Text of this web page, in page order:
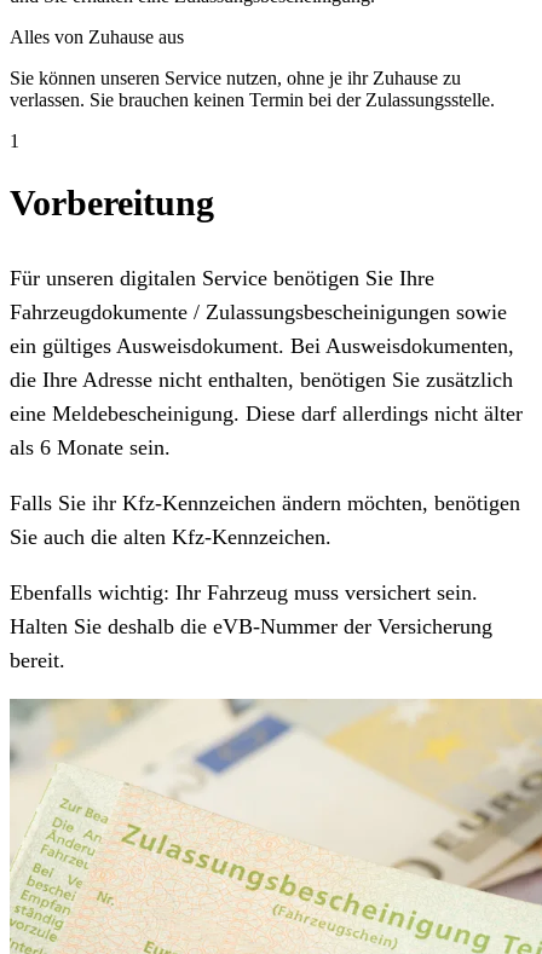
Alles von Zuhause aus
Sie können unseren Service nutzen, ohne je ihr Zuhause zu
verlassen. Sie brauchen keinen Termin bei der Zulassungsstelle.
1
Vorbereitung
Für unseren digitalen Service benötigen Sie Ihre
Fahrzeugdokumente / Zulassungsbescheinigungen sowie
ein gültiges Ausweisdokument. Bei Ausweisdokumenten,
die Ihre Adresse nicht enthalten, benötigen Sie zusätzlich
eine Meldebescheinigung. Diese darf allerdings nicht älter
als 6 Monate sein.
Falls Sie ihr Kfz-Kennzeichen ändern möchten, benötigen
Sie auch die alten Kfz-Kennzeichen.
Ebenfalls wichtig: Ihr Fahrzeug muss versichert sein.
Halten Sie deshalb die eVB-Nummer der Versicherung
bereit.